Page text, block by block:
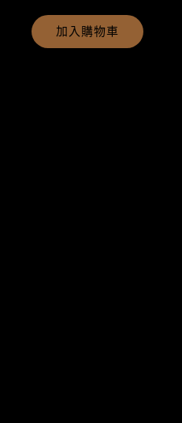
加入購物車